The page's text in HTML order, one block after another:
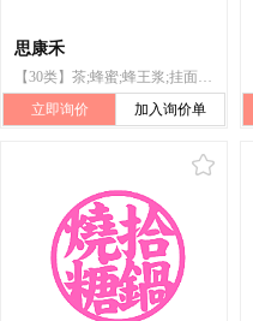
思康禾
【30类】茶;蜂蜜;蜂王浆;挂面;红糖;冰糖;白糖;方糖;米;面条
立即询价
加入询价单